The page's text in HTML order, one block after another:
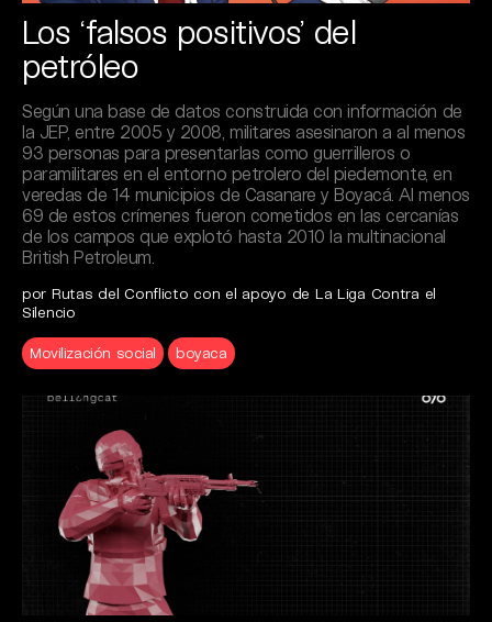
Los ‘falsos positivos’ del
petróleo
Según una base de datos construida con información de
la JEP, entre 2005 y 2008, militares asesinaron a al menos
93 personas para presentarlas como guerrilleros o
paramilitares en el entorno petrolero del piedemonte, en
veredas de 14 municipios de Casanare y Boyacá. Al menos
69 de estos crímenes fueron cometidos en las cercanías
de los campos que explotó hasta 2010 la multinacional
British Petroleum.
por Rutas del Conflicto con el apoyo de La Liga Contra el
Silencio
Movilización social boyaca